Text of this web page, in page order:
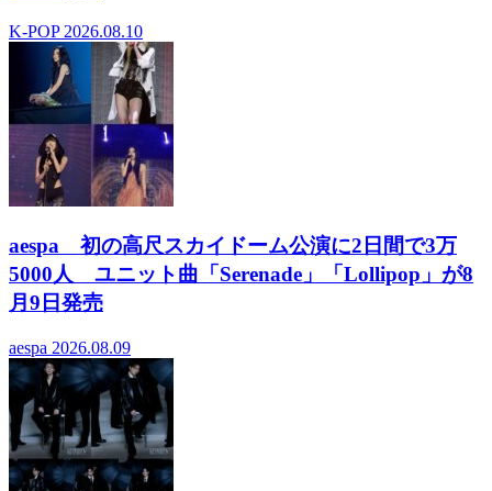
K-POP2026.08.10
aespa 初の高尺スカイドーム公演に2日間で3万
5000人 ユニット曲「Serenade」「Lollipop」が8
月9日発売
aespa 2026.08.09